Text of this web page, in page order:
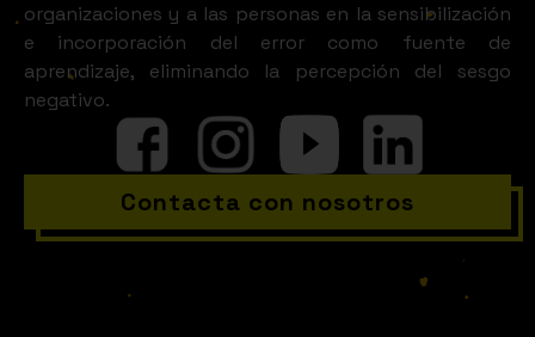
organizaciones y a las personas en la sensibilización
e incorporación del error como fuente de
aprendizaje, eliminando la percepción del sesgo
negativo.
Contacta con nosotros